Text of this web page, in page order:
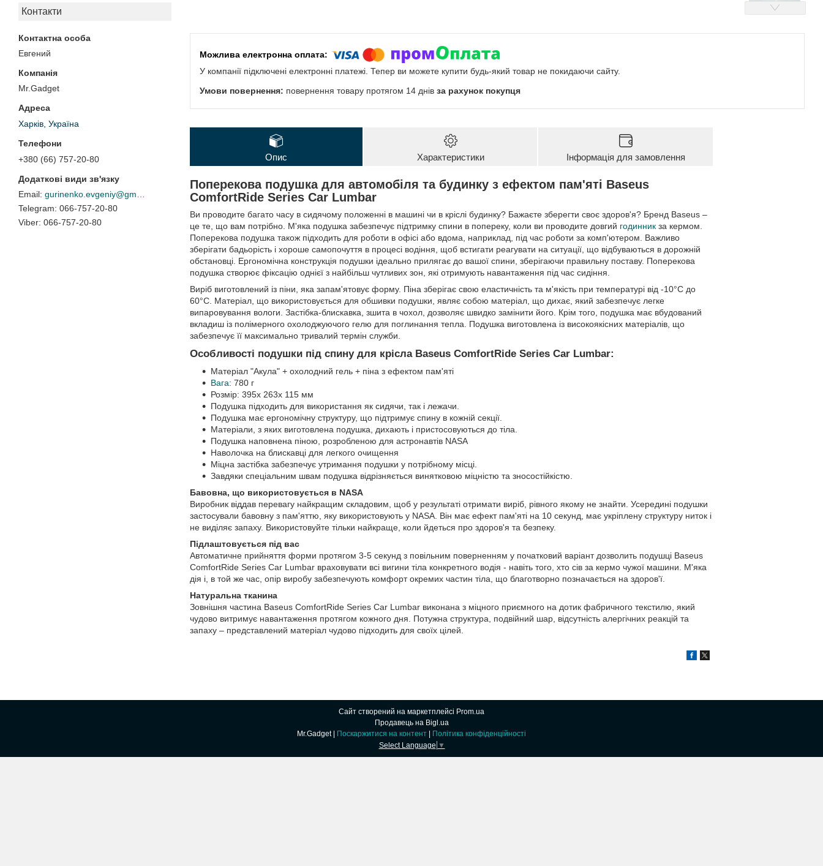
Контакти
Евгений
Mr.Gadget
Харків, Україна
+380 (66) 757-20-80
066-757-20-80
066-757-20-80
У компанії підключені електронні платежі. Тепер ви можете купити будь-який товар не покидаючи сайту.
повернення товару протягом 14 днів за рахунок покупця
Опис Характеристики Інформація для замовлення
Поперекова подушка для автомобіля та будинку з ефектом пам'яті Baseus
ComfortRide Series Car Lumbar
Ви проводите багато часу в сидячому положенні в машині чи в кріслі будинку? Бажаєте зберегти своє здоров'я? Бренд Baseus –
це те, що вам потрібно. М'яка подушка забезпечує підтримку спини в попереку, коли ви проводите довгий годинник за кермом.
Поперекова подушка також підходить для роботи в офісі або вдома, наприклад, під час роботи за комп'ютером. Важливо
зберігати бадьорість і хороше самопочуття в процесі водіння, щоб встигати реагувати на ситуації, що відбуваються в дорожній
обстановці. Ергономічна конструкція подушки ідеально прилягає до вашої спини, зберігаючи правильну поставу. Поперекова
подушка створює фіксацію однієї з найбільш чутливих зон, які отримують навантаження під час сидіння.
Виріб виготовлений із піни, яка запам'ятовує форму. Піна зберігає свою еластичність та м'якість при температурі від -10°C до
60°C. Матеріал, що використовується для обшивки подушки, являє собою матеріал, що дихає, який забезпечує легке
випаровування вологи. Застібка-блискавка, зшита в чохол, дозволяє швидко замінити його. Крім того, подушка має вбудований
вкладиш із полімерного охолоджуючого гелю для поглинання тепла. Подушка виготовлена із високоякісних матеріалів, що
забезпечує її максимально тривалий термін служби.
Особливості подушки під спину для крісла Baseus ComfortRide Series Car Lumbar:
Матеріал "Акула" + охолодний гель + піна з ефектом пам'яті
Вага: 780 г
Розмір: 395х 263х 115 мм
Подушка підходить для використання як сидячи, так і лежачи.
Подушка має ергономічну структуру, що підтримує спину в кожній секції.
Матеріали, з яких виготовлена подушка, дихають і пристосовуються до тіла.
Подушка наповнена піною, розробленою для астронавтів NASA
Наволочка на блискавці для легкого очищення
Міцна застібка забезпечує утримання подушки у потрібному місці.
Завдяки спеціальним швам подушка відрізняється винятковою міцністю та зносостійкістю.
Бавовна, що використовується в NASA
Виробник віддав перевагу найкращим складовим, щоб у результаті отримати виріб, рівного якому не знайти. Усередині подушки
застосували бавовну з пам'яттю, яку використовують у NASA. Він має ефект пам'яті на 10 секунд, має укріплену структуру ниток і
не виділяє запаху. Використовуйте тільки найкраще, коли йдеться про здоров'я та безпеку.
Підлаштовується під вас
Автоматичне прийняття форми протягом 3-5 секунд з повільним поверненням у початковий варіант дозволить подушці Baseus
ComfortRide Series Car Lumbar враховувати всі вигини тіла конкретного водія - навіть того, хто сів за кермо чужої машини. М'яка
дія і, в той же час, опір виробу забезпечують комфорт окремих частин тіла, що благотворно позначається на здоров'ї.
Натуральна тканина
Зовнішня частина Baseus ComfortRide Series Car Lumbar виконана з міцного приємного на дотик фабричного текстилю, який
чудово витримує навантаження протягом кожного дня. Потужна структура, подвійний шар, відсутність алергічних реакцій та
запаху – представлений матеріал чудово підходить для своїх цілей.
Сайт створений на маркетплейсі Prom.ua
Продавець на Bigl.ua
Поскаржитися на контент
Політика конфіденційності
Select Language ▼